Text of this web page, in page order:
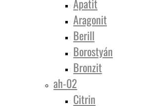
Apatit
Aragonit
Berill
Borostyán
Bronzit
ah-02
Citrin